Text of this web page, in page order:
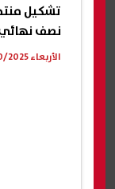
تشكيل
نصف
الأربعاء 15/10/2025 11:04 ص